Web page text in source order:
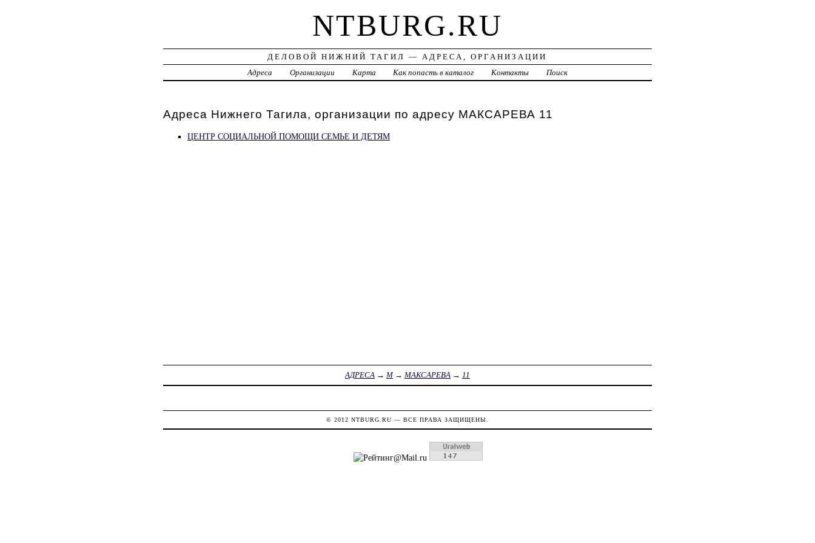
NTBURG.RU
ДЕЛОВОЙ НИЖНИЙ ТАГИЛ — АДРЕСА, ОРГАНИЗАЦИИ
Адреса
Организации Карта Как попасть в каталог Контакты Поиск
Адреса Нижнего Тагила, организации по адресу МАКСАРЕВА 11
ЦЕНТР СОЦИАЛЬНОЙ ПОМОЩИ СЕМЬЕ И ДЕТЯМ
АДРЕСА→ М→ МАКСАРЕВА→ 11
© 2012 NTBURG.RU — ВСЕ ПРАВА ЗАЩИЩЕНЫ.